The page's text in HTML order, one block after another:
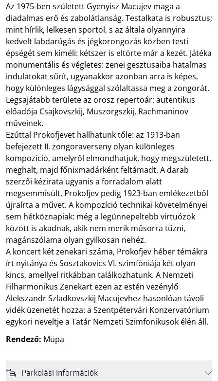
Az 1975-ben született Gyenyisz Macujev maga a
diadalmas erő és zabolátlanság. Testalkata is robusztus;
mint hírlik, lelkesen sportol, s az általa olyannyira
kedvelt labdarúgás és jégkorongozás közben testi
épségét sem kíméli: kétszer is eltörte már a kezét. Játéka
monumentális és végletes: zenei gesztusaiba hatalmas
indulatokat sűrít, ugyanakkor azonban arra is képes,
hogy különleges lágysággal szólaltassa meg a zongorát.
Legsajátabb területe az orosz repertoár: autentikus
előadója Csajkovszkij, Muszorgszkij, Rachmaninov
műveinek.
Ezúttal Prokofjevet hallhatunk tőle: az 1913-ban
befejezett II. zongoraverseny olyan különleges
kompozíció, amelyről elmondhatjuk, hogy megszületett,
meghalt, majd főnixmadárként feltámadt. A darab
szerzői kézirata ugyanis a forradalom alatt
megsemmisült, Prokofjev pedig 1923-ban emlékezetből
újraírta a művet. A kompozíció technikai követelményei
sem hétköznapiak: még a legünnepeltebb virtuózok
között is akadnak, akik nem merik műsorra tűzni,
magánszólama olyan gyilkosan nehéz.
A koncert két zenekari száma, Prokofjev héber témákra
írt nyitánya és Sosztakovics VI. szimfóniája két olyan
kincs, amellyel ritkábban találkozhatunk. A Nemzeti
Filharmonikus Zenekart ezen az estén vezénylő
Alekszandr Szladkovszkij Macujevhez hasonlóan távoli
vidék üzenetét hozza: a Szentpétervári Konzervatórium
egykori neveltje a Tatár Nemzeti Szimfonikusok élén áll.
Rendező: Müpa
Parkolási információk